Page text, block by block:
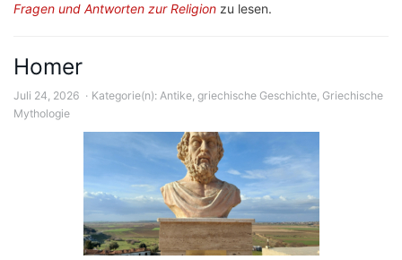
Fragen und Antworten zur Religion zu lesen.
Homer
Juli 24, 2026 Kategorie(n): Antike, griechische Geschichte, Griechische
Mythologie